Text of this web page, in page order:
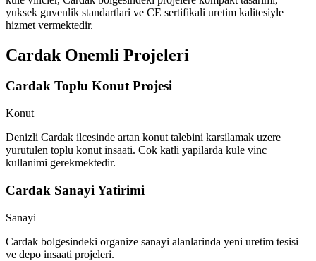
yuksek guvenlik standartlari ve CE sertifikali uretim kalitesiyle
hizmet vermektedir.
Cardak Onemli Projeleri
Cardak Toplu Konut Projesi
Konut
Denizli Cardak ilcesinde artan konut talebini karsilamak uzere
yurutulen toplu konut insaati. Cok katli yapilarda kule vinc
kullanimi gerekmektedir.
Cardak Sanayi Yatirimi
Sanayi
Cardak bolgesindeki organize sanayi alanlarinda yeni uretim tesisi
ve depo insaati projeleri.